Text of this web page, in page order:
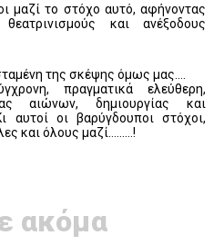
μαζί το στόχο αυτό, αφήνοντας
και ανέξοδους
της σκέψης όμως μας….
πραγματικά ελεύθερη,
αιώνων, δημιουργίας και
αυτοί οι βαρύγδουποι στόχοι,
και όλους μαζί………!
ακόμα